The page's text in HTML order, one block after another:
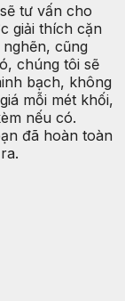
tư vấn cho
giải thích cặn
cũng
chúng tôi sẽ
bạch, không
mỗi mét khối,
nếu có.
đã hoàn toàn